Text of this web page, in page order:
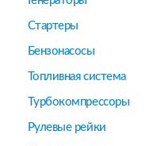
Стартеры
Бензонасосы
Топливная система
Турбокомпрессоры
Рулевые рейки